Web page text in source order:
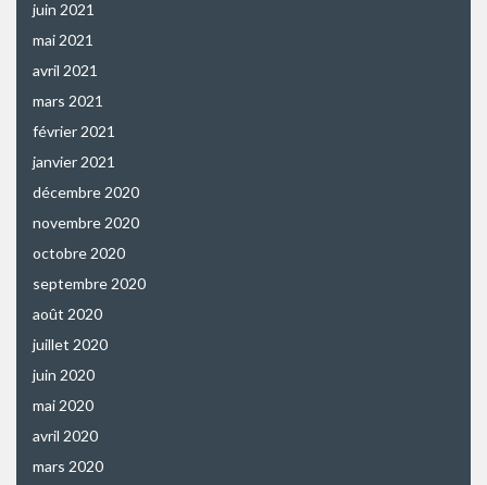
juin 2021
mai 2021
avril 2021
mars 2021
février 2021
janvier 2021
décembre 2020
novembre 2020
octobre 2020
septembre 2020
août 2020
juillet 2020
juin 2020
mai 2020
avril 2020
mars 2020